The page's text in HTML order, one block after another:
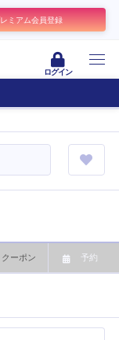
ミアム会員登録
ログイン
クーポン 予約